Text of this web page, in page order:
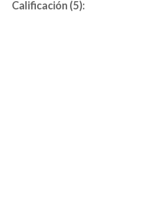
Calificación (5):